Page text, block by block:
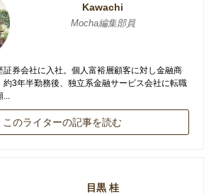
Kawachi
Mocha編集部員
証券会社に入社。個人富裕層顧客に対し金融商
約3年半勤務後、独立系金融サービス会社に転職
このライターの記事を読む
目黒 桂